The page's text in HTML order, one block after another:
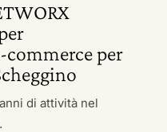
commerce per
di attività nel